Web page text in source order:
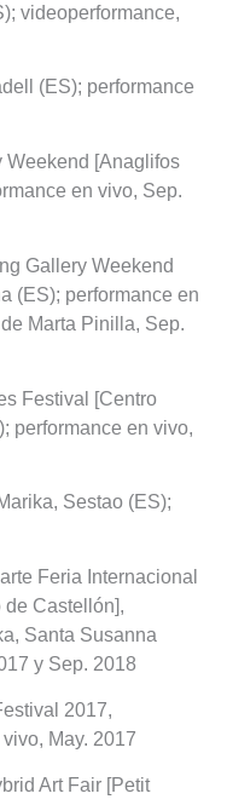
videoperformance,
(ES); performance
Weekend [Anaglifos
en vivo, Sep.
Gallery Weekend
(ES); performance en
Marta Pinilla, Sep.
Festival [Centro
performance en vivo,
Sestao (ES);
Feria Internacional
de Castellón],
Santa Susanna
y Sep. 2018
2017,
May. 2017
Art Fair [Petit